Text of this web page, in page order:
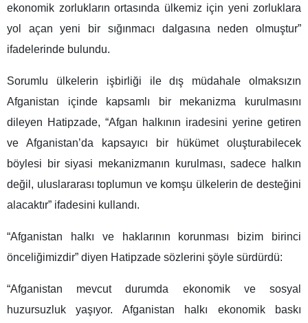
ekonomik zorlukların ortasında ülkemiz için yeni zorluklara
yol açan yeni bir sığınmacı dalgasına neden olmuştur”
ifadelerinde bulundu.
Sorumlu ülkelerin işbirliği ile dış müdahale olmaksızın
Afganistan içinde kapsamlı bir mekanizma kurulmasını
dileyen Hatipzade, “Afgan halkının iradesini yerine getiren
ve Afganistan’da kapsayıcı bir hükümet oluşturabilecek
böylesi bir siyasi mekanizmanın kurulması, sadece halkın
değil, uluslararası toplumun ve komşu ülkelerin de desteğini
alacaktır” ifadesini kullandı.
“Afganistan halkı ve haklarının korunması bizim birinci
önceliğimizdir” diyen Hatipzade sözlerini şöyle sürdürdü:
“Afganistan mevcut durumda ekonomik ve sosyal
huzursuzluk yaşıyor. Afganistan halkı ekonomik baskı